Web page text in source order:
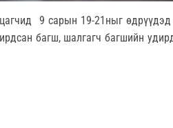
9 сарын 19-21ныг
багш, шалгагч багшийн